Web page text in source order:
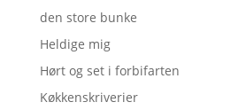
den store bunke
Heldige mig
Hørt og set i forbifarten
Køkkenskriverier